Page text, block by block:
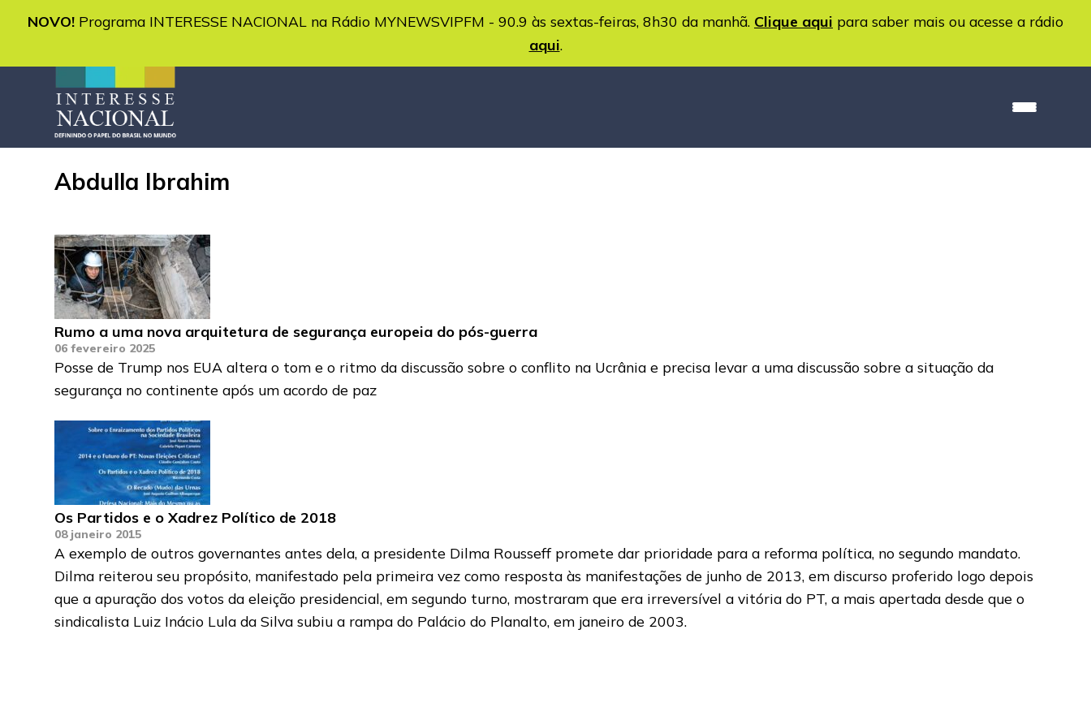
NOVO! Programa INTERESSE NACIONAL na Rádio MYNEWSVIPFM - 90.9 às sextas-feiras, 8h30 da manhã. Clique aqui para saber mais ou acesse a rádio
aqui.
Abdulla Ibrahim
Rumo a uma nova arquitetura de segurança europeia do pós-guerra
06 fevereiro 2025
Posse de Trump nos EUA altera o tom e o ritmo da discussão sobre o conflito na Ucrânia e precisa levar a uma discussão sobre a situação da
segurança no continente após um acordo de paz
Os Partidos e o Xadrez Político de 2018
08 janeiro 2015
A exemplo de outros governantes antes dela, a presidente Dilma Rousseff promete dar prioridade para a reforma política, no segundo mandato.
Dilma reiterou seu propósito, manifestado pela primeira vez como resposta às manifestações de junho de 2013, em discurso proferido logo depois
que a apuração dos votos da eleição presidencial, em segundo turno, mostraram que era irreversível a vitória do PT, a mais apertada desde que o
sindicalista Luiz Inácio Lula da Silva subiu a rampa do Palácio do Planalto, em janeiro de 2003.